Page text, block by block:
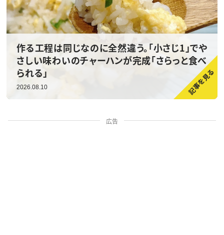
作る工程は同じなのに全然違う。「小さじ1」でや
さしい味わいのチャーハンが完成「さらっと食べ
られる」
2026.08.10
広告